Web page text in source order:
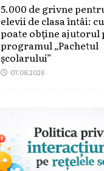
5.000 de grivne
elevii de clasa întâi:
poate obține ajutorul
programul „Pachetul
școlarului”
07.08.2026